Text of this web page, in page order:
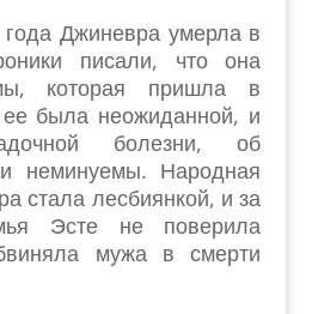
Джиневра умерла в
писали, что она
которая пришла в
была неожиданной, и
болезни, об
неминуемы. Народная
стала лесбиянкой, и за
Эсте не поверила
мужа в смерти